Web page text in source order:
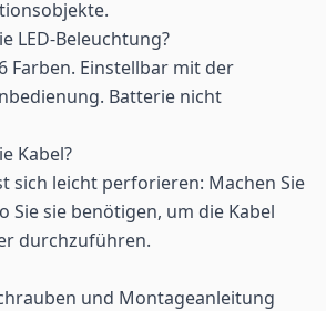
LED-Beleuchtung?
Farben. Einstellbar mit der
Batterie nicht
Kabel?
sich leicht perforieren: Machen Sie
Sie sie benötigen, um die Kabel
durchzuführen.
und Montageanleitung